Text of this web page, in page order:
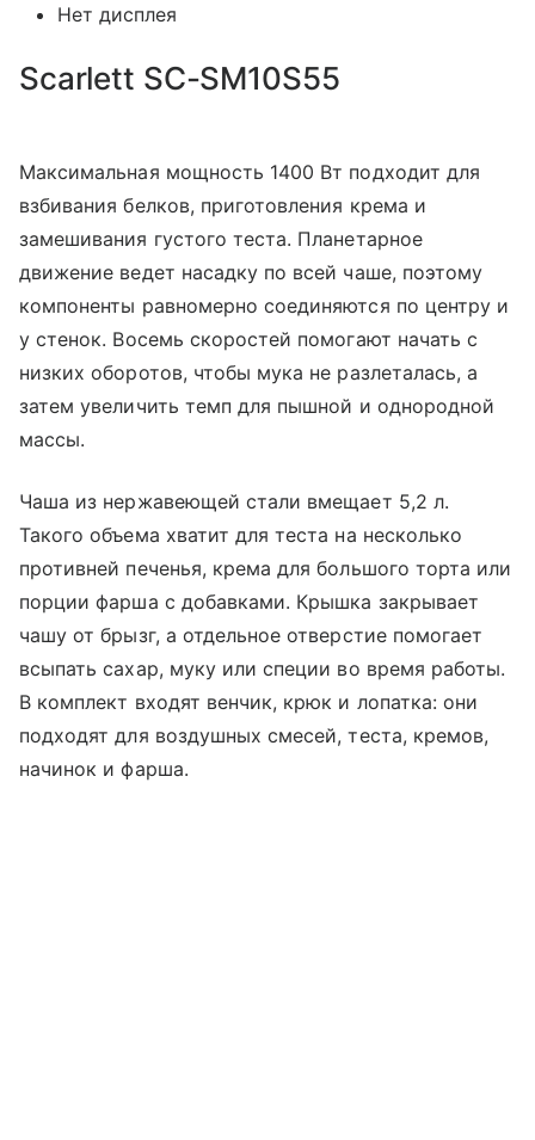
Нет дисплея
Scarlett SC-SM10S55
Максимальная мощность 1400 Вт подходит для
взбивания белков, приготовления крема и
замешивания густого теста. Планетарное
движение ведет насадку по всей чаше, поэтому
компоненты равномерно соединяются по центру и
у стенок. Восемь скоростей помогают начать с
низких оборотов, чтобы мука не разлеталась, а
затем увеличить темп для пышной и однородной
массы.
Чаша из нержавеющей стали вмещает 5,2 л.
Такого объема хватит для теста на несколько
противней печенья, крема для большого торта или
порции фарша с добавками. Крышка закрывает
чашу от брызг, а отдельное отверстие помогает
всыпать сахар, муку или специи во время работы.
В комплект входят венчик, крюк и лопатка: они
подходят для воздушных смесей, теста, кремов,
начинок и фарша.